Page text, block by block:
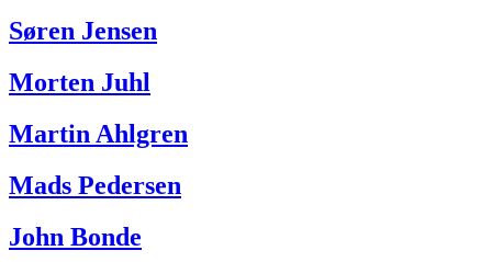
Søren Jensen
Morten Juhl
Martin Ahlgren
Mads Pedersen
John Bonde